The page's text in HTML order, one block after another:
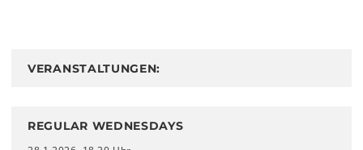
VERANSTALTUNGEN:
REGULAR WEDNESDAYS